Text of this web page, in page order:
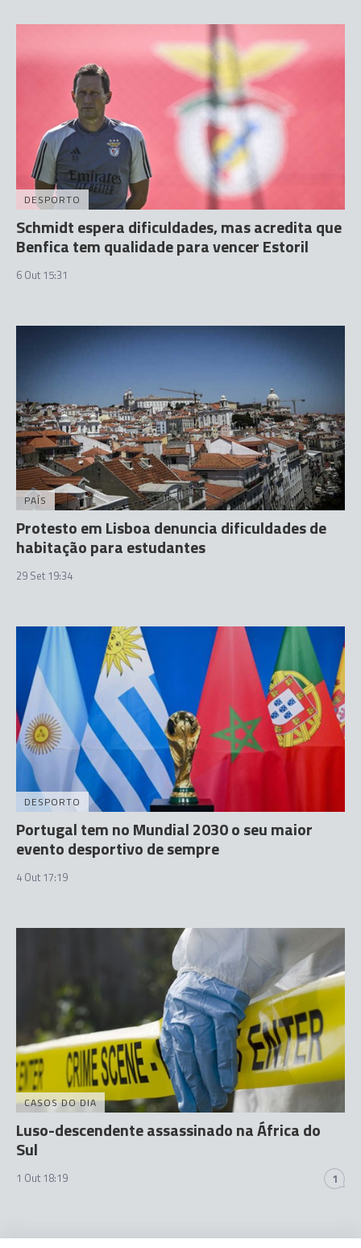
DESPORTO
Schmidt espera dificuldades, mas acredita que
Benfica tem qualidade para vencer Estoril
6 Out 15:31
PAÍS
Protesto em Lisboa denuncia dificuldades de
habitação para estudantes
29 Set 19:34
DESPORTO
Portugal tem no Mundial 2030 o seu maior
evento desportivo de sempre
4 Out 17:19
CASOS DO DIA
Luso-descendente assassinado na África do
Sul
1 Out 18:19 1